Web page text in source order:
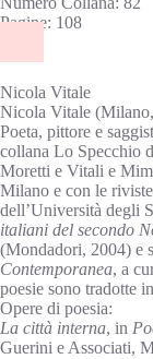
Pagine: 108
Nicola Vitale
Nicola Vitale
Poeta, pittore e
collana Lo Specchio
Moretti e Vitali e
Milano e con le
dell’Università degli
italiani del secondo
(Mondadori, 2004) e
Contemporanea, a
poesie sono tradotte
Opere di poesia:
La città interna, in
Guerini e Associati,